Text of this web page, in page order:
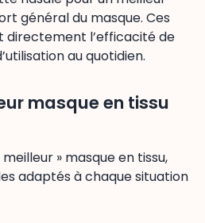
général du masque. Ces
l’efficacité de
au quotidien.
masque en tissu
meilleur » masque en tissu,
adaptés à chaque situation